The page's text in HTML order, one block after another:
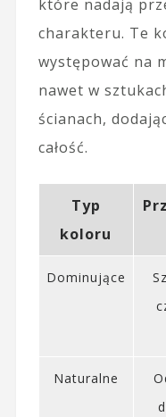
które nadają
charakteru. Te
występować na
nawet w
ścianach,
całość.
Typ
koloru
Dominujące
Naturalne